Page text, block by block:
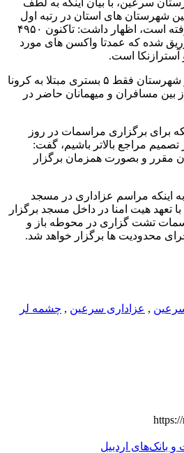
سرعین، با بیان اینکه به لطف
شهرستان های استان در رتبه اول
تعداد واکسیناسیون قرار گرفته است، اظهار داشت: تاکنون ۴۹۵۰
شده که عمدتا واکسن های مورد
آسترازنکا است.
وی افزود: در حال حاضر در شهرستان فقط ۵ بستری مبتلا به کرونا
بین مسافران و میهمانان حاضر در
️برای برگزاری مراسمات در روز
تصمیم مراجع بالاتر باشیم، گفت:
مقرر و بصورت همزمان برگزار
اینکه مراسم عزاداری در مسجد
هیت امنا در داخل مسجد برگزار
تشت گزاری در محوطه باز و
محدودیت ها برگزار خواهد شد.
, عزاداری سرعین , چشمه لر